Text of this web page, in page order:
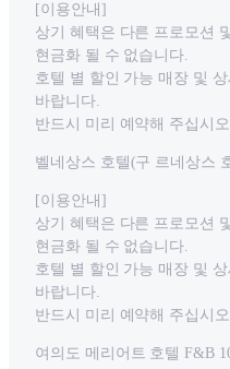
[이용안내]
상기 혜택은 다른 프로모션
현금화 될 수 없습니다.
호텔 별 할인 가능 매장 및
바랍니다.
반드시 미리 예약해 주십시
벨네상스 호텔(구 르네상스
[이용안내]
상기 혜택은 다른 프로모션
현금화 될 수 없습니다.
호텔 별 할인 가능 매장 및
바랍니다.
반드시 미리 예약해 주십시
여의도 메리어트 호텔 F&B